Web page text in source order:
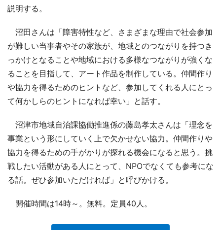
説明する。
沼田さんは「障害特性など、さまざまな理由で社会参加
が難しい当事者やその家族が、地域とのつながりを持つき
っかけとなることや地域における多様なつながりが強くな
ることを目指して、アート作品を制作している。仲間作り
や協力を得るためのヒントなど、参加してくれる人にとっ
て何かしらのヒントになれば幸い」と話す。
沼津市地域自治課協働推進係の藤島孝太さんは「理念を
事業という形にしていく上で欠かせない協力。仲間作りや
協力を得るための手がかりが探れる機会になると思う。挑
戦したい活動がある人にとって、NPOでなくても参考にな
る話。ぜひ参加いただければ」と呼びかける。
開催時間は14時～。無料。定員40人。